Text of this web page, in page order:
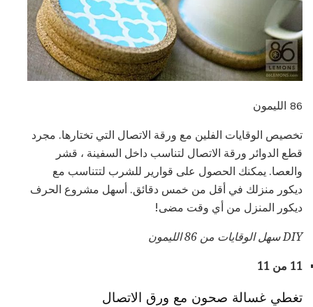
86 الليمون
تخصيص الوقايات الفلين مع ورقة الاتصال التي تختارها. مجرد
قطع الدوائر ورقة الاتصال لتناسب داخل السفينة ، قشر
والعصا. يمكنك الحصول على قوارير للشرب لتتناسب مع
ديكور منزلك في أقل من خمس دقائق. أسهل مشروع الحرف
ديكور المنزل من أي وقت مضى!
DIY سهل الوقايات من 86 الليمون
11 من 11
تغطي غسالة صحون مع ورق الاتصال